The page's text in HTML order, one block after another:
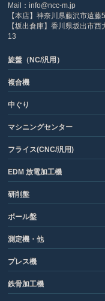
Mail：info@ncc-m.jp
【本店】神奈川県藤沢市遠藤
【坂出倉庫】香川県坂出市西
13
旋盤（NC/汎用）
複合機
中ぐり
マシニングセンター
フライス(CNC/汎用)
EDM 放電加工機
研削盤
ボール盤
測定機・他
プレス機
鉄骨加工機